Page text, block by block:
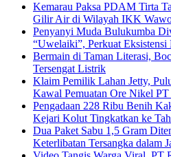
Kemarau Paksa PDAM Tirta
Gilir Air di Wilayah IKK
Penyanyi Muda Bulukumba
“Uwelaiki”, Perkuat
Bermain di Taman Literasi,
Tersengat Listrik
Klaim Pemilik Lahan Jetty,
Kawal Pemuatan Ore Nikel
Pengadaan 228 Ribu Benih
Kejari Kolut Tingkatkan ke
Dua Paket Sabu 1,5 Gram
Keterlibatan Tersangka dalam